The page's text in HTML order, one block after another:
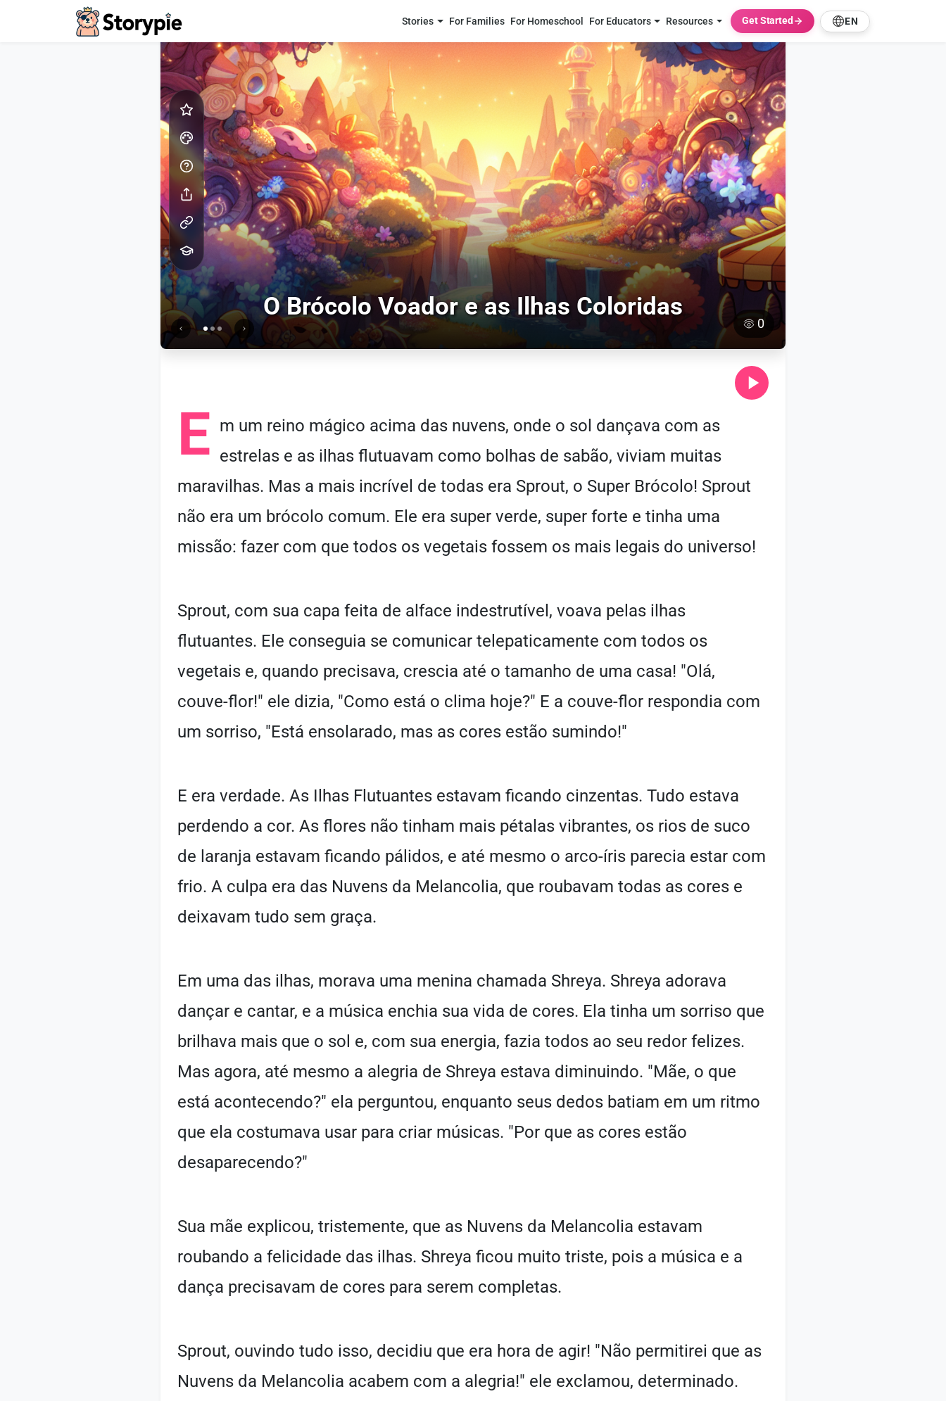
Storypie - Home Stories For Families For Homeschool For Educators Resources Get Started EN
O Brócolo Voador e as Ilhas Coloridas
0
E m um reino mágico acima das nuvens, onde o sol dançava com as
estrelas e as ilhas flutuavam como bolhas de sabão, viviam muitas
maravilhas. Mas a mais incrível de todas era Sprout, o Super Brócolo! Sprout
não era um brócolo comum. Ele era super verde, super forte e tinha uma
missão: fazer com que todos os vegetais fossem os mais legais do universo!
Sprout, com sua capa feita de alface indestrutível, voava pelas ilhas
flutuantes. Ele conseguia se comunicar telepaticamente com todos os
vegetais e, quando precisava, crescia até o tamanho de uma casa! "Olá,
couve-flor!" ele dizia, "Como está o clima hoje?" E a couve-flor respondia com
um sorriso, "Está ensolarado, mas as cores estão sumindo!"
E era verdade. As Ilhas Flutuantes estavam ficando cinzentas. Tudo estava
perdendo a cor. As flores não tinham mais pétalas vibrantes, os rios de suco
de laranja estavam ficando pálidos, e até mesmo o arco-íris parecia estar com
frio. A culpa era das Nuvens da Melancolia, que roubavam todas as cores e
deixavam tudo sem graça.
Em uma das ilhas, morava uma menina chamada Shreya. Shreya adorava
dançar e cantar, e a música enchia sua vida de cores. Ela tinha um sorriso que
brilhava mais que o sol e, com sua energia, fazia todos ao seu redor felizes.
Mas agora, até mesmo a alegria de Shreya estava diminuindo. "Mãe, o que
está acontecendo?" ela perguntou, enquanto seus dedos batiam em um ritmo
que ela costumava usar para criar músicas. "Por que as cores estão
desaparecendo?"
Sua mãe explicou, tristemente, que as Nuvens da Melancolia estavam
roubando a felicidade das ilhas. Shreya ficou muito triste, pois a música e a
dança precisavam de cores para serem completas.
Sprout, ouvindo tudo isso, decidiu que era hora de agir! "Não permitirei que as
Nuvens da Melancolia acabem com a alegria!" ele exclamou, determinado.